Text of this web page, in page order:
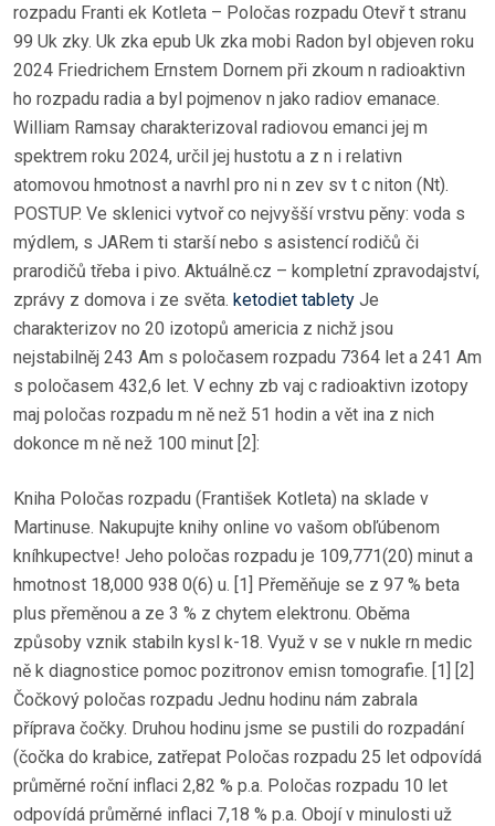
rozpadu Franti ek Kotleta – Poločas rozpadu Otevř t stranu
99 Uk zky. Uk zka epub Uk zka mobi Radon byl objeven roku
2024 Friedrichem Ernstem Dornem při zkoum n radioaktivn
ho rozpadu radia a byl pojmenov n jako radiov emanace.
William Ramsay charakterizoval radiovou emanci jej m
spektrem roku 2024, určil jej hustotu a z n i relativn
atomovou hmotnost a navrhl pro ni n zev sv t c niton (Nt).
POSTUP. Ve sklenici vytvoř co nejvyšší vrstvu pěny: voda s
mýdlem, s JARem ti starší nebo s asistencí rodičů či
prarodičů třeba i pivo. Aktuálně.cz – kompletní zpravodajství,
zprávy z domova i ze světa. ketodiet tablety Je
charakterizov no 20 izotopů americia z nichž jsou
nejstabilněj 243 Am s poločasem rozpadu 7364 let a 241 Am
s poločasem 432,6 let. V echny zb vaj c radioaktivn izotopy
maj poločas rozpadu m ně než 51 hodin a vět ina z nich
dokonce m ně než 100 minut [2]:
Kniha Poločas rozpadu (František Kotleta) na sklade v
Martinuse. Nakupujte knihy online vo vašom obľúbenom
kníhkupectve! Jeho poločas rozpadu je 109,771(20) minut a
hmotnost 18,000 938 0(6) u. [1] Přeměňuje se z 97 % beta
plus přeměnou a ze 3 % z chytem elektronu. Oběma
způsoby vznik stabiln kysl k-18. Využ v se v nukle rn medic
ně k diagnostice pomoc pozitronov emisn tomografie. [1] [2]
Čočkový poločas rozpadu Jednu hodinu nám zabrala
příprava čočky. Druhou hodinu jsme se pustili do rozpadání
(čočka do krabice, zatřepat Poločas rozpadu 25 let odpovídá
průměrné roční inflaci 2,82 % p.a. Poločas rozpadu 10 let
odpovídá průměrné inflaci 7,18 % p.a. Obojí v minulosti už